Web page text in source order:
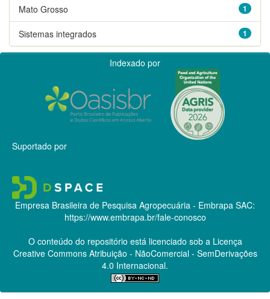
1
Mato Grosso
1
Sistemas integrados
Indexado por
Suportado por
Empresa Brasileira de Pesquisa Agropecuária - Embrapa SAC:
https://www.embrapa.br/fale-conosco
O conteúdo do repositório está licenciado sob a Licença
Creative CommonsAtribuição - NãoComercial - SemDerivações
4.0 Internacional.